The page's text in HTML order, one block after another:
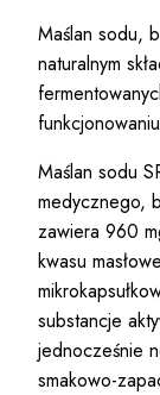
Maślan sodu,
naturalnym
Maślan sodu
medycznego,
zawiera 960
kwasu
substancje
jednocześnie
smakowo-